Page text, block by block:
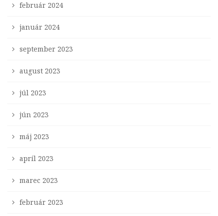
február 2024
január 2024
september 2023
august 2023
júl 2023
jún 2023
máj 2023
apríl 2023
marec 2023
február 2023